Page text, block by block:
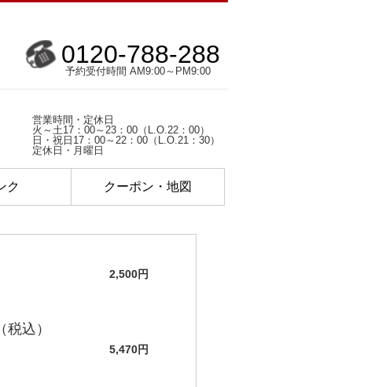
0120-788-288
予約受付時間 AM9:00～PM9:00
営業時間・定休日
火～土17：00～23：00（L.O.22：00）
日・祝日17：00～22：00（L.O.21：30）
定休日・月曜日
ク クーポン・地図
2,500円
込）
5,470円